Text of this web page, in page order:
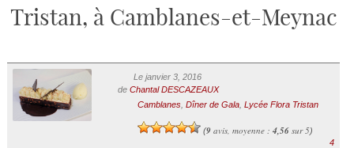
Tristan, à Camblanes-et-Meynac
Le janvier 3, 2016
de Chantal DESCAZEAUX
Camblanes, Dîner de Gala, Lycée Flora Tristan
(9avis, moyenne : 4,56sur 5)
4